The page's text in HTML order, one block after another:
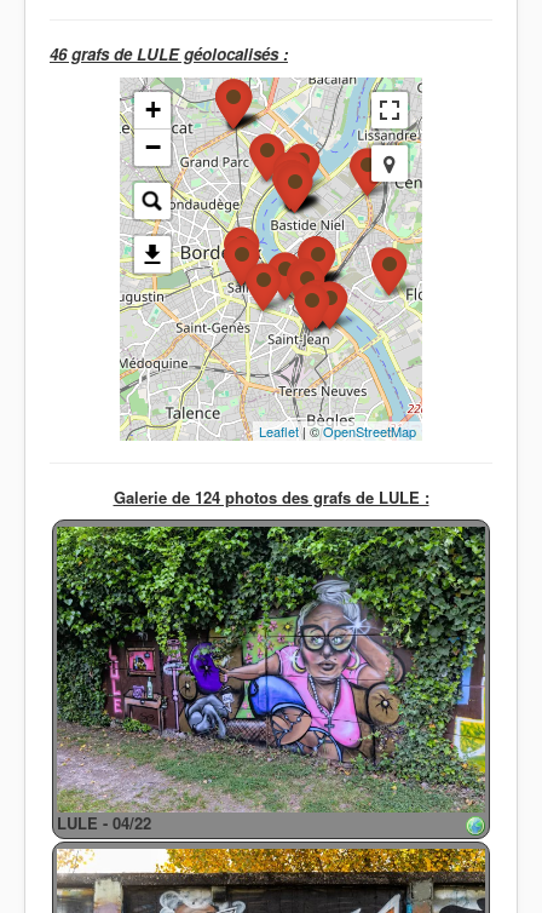
46 grafs de LULE géolocalisés :
+
−
Leaflet| ©OpenStreetMap
Galerie de 124 photos des grafs de LULE :
LULE - 04/22